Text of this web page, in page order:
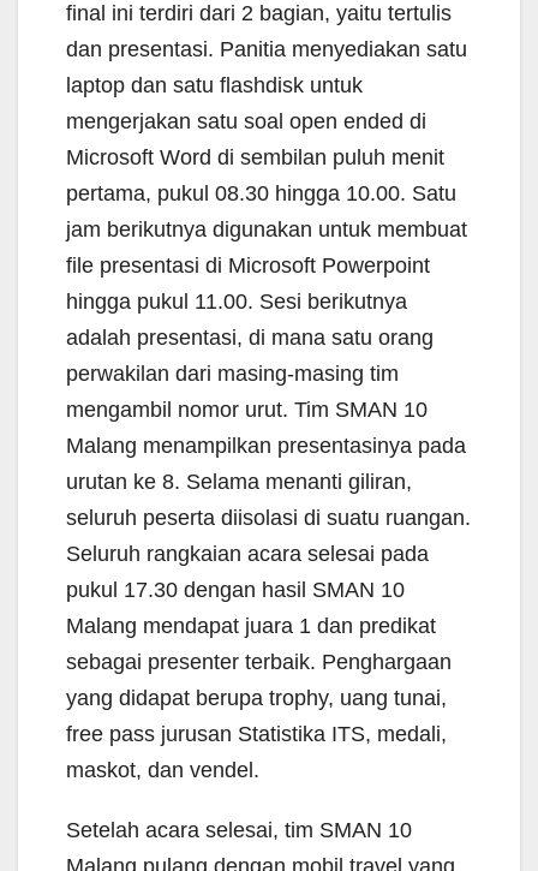
final ini terdiri dari 2 bagian, yaitu tertulis
dan presentasi. Panitia menyediakan satu
laptop dan satu flashdisk untuk
mengerjakan satu soal open ended di
Microsoft Word di sembilan puluh menit
pertama, pukul 08.30 hingga 10.00. Satu
jam berikutnya digunakan untuk membuat
file presentasi di Microsoft Powerpoint
hingga pukul 11.00. Sesi berikutnya
adalah presentasi, di mana satu orang
perwakilan dari masing-masing tim
mengambil nomor urut. Tim SMAN 10
Malang menampilkan presentasinya pada
urutan ke 8. Selama menanti giliran,
seluruh peserta diisolasi di suatu ruangan.
Seluruh rangkaian acara selesai pada
pukul 17.30 dengan hasil SMAN 10
Malang mendapat juara 1 dan predikat
sebagai presenter terbaik. Penghargaan
yang didapat berupa trophy, uang tunai,
free pass jurusan Statistika ITS, medali,
maskot, dan vendel.
Setelah acara selesai, tim SMAN 10